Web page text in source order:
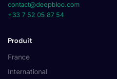
contact@deepbloo.com
+33 7 52 05 87 54
Produit
France
International